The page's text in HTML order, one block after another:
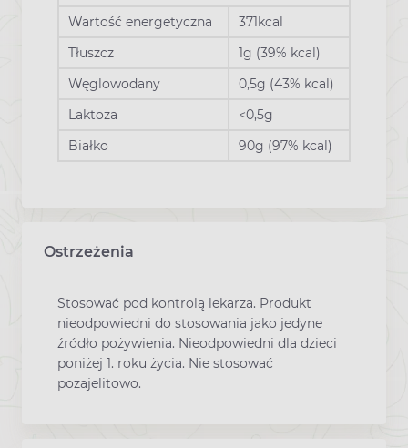
Wartość energetyczna
371kcal
Tłuszcz
1g (39% kcal)
Węglowodany
0,5g (43% kcal)
Laktoza
<0,5g
Białko
90g (97% kcal)
Ostrzeżenia
Stosować pod kontrolą lekarza. Produkt
nieodpowiedni do stosowania jako jedyne
źródło pożywienia. Nieodpowiedni dla dzieci
poniżej 1. roku życia. Nie stosować
pozajelitowo.